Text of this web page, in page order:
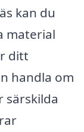
kan du
material
ditt
handla om
särskilda